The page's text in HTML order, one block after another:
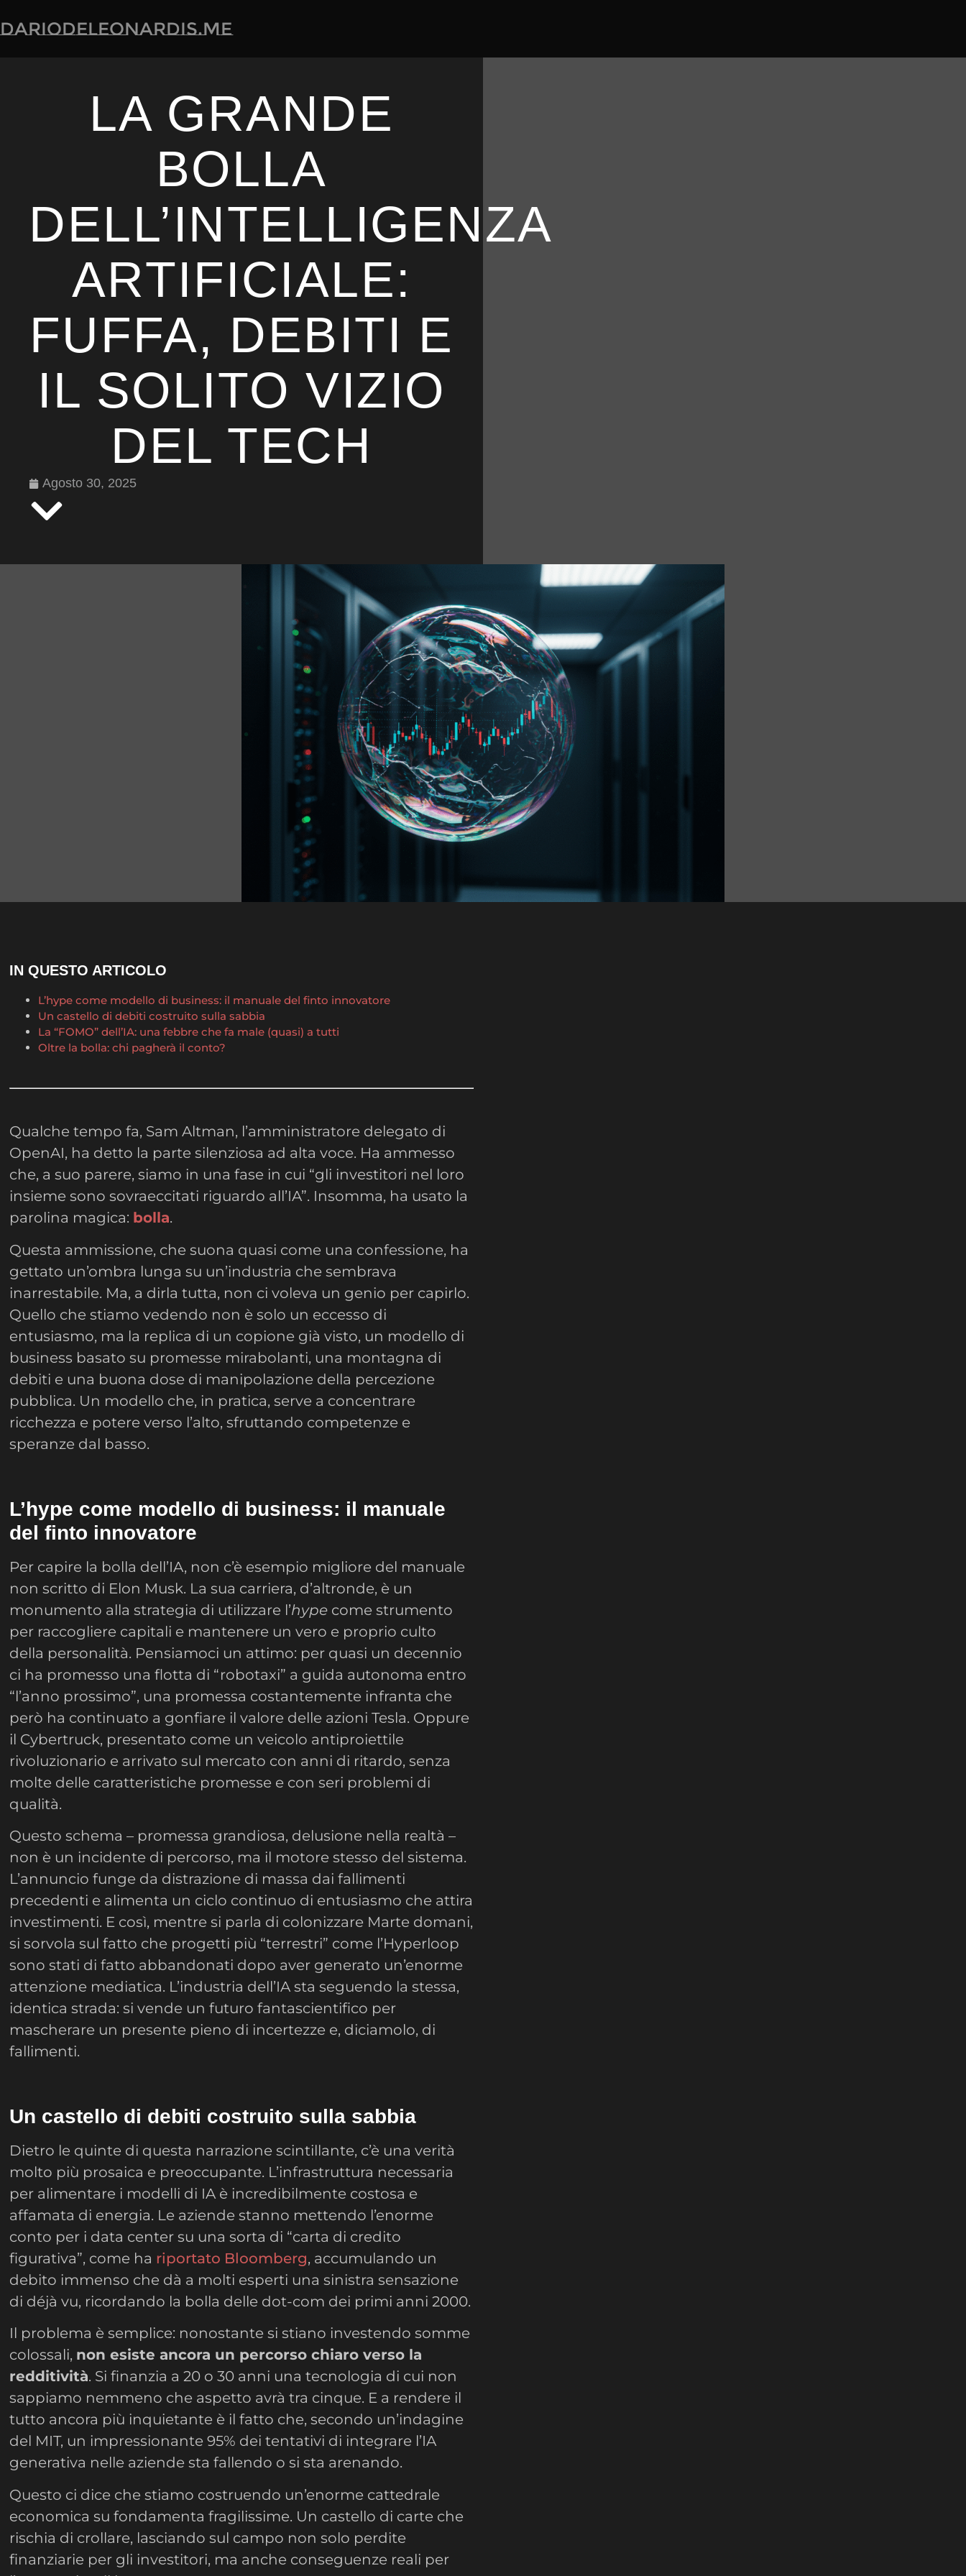
dariodeleonardis.me
LA GRANDE
BOLLA
DELL’INTELLIGENZA
ARTIFICIALE:
FUFFA, DEBITI E
IL SOLITO VIZIO
DEL TECH
Agosto 30, 2025
IN QUESTO ARTICOLO
L’hype come modello di business: il manuale del finto innovatore
Un castello di debiti costruito sulla sabbia
La “FOMO” dell’IA: una febbre che fa male (quasi) a tutti
Oltre la bolla: chi pagherà il conto?
Qualche tempo fa, Sam Altman, l’amministratore delegato di
OpenAI, ha detto la parte silenziosa ad alta voce. Ha ammesso
che, a suo parere, siamo in una fase in cui “gli investitori nel loro
insieme sono sovraeccitati riguardo all’IA”. Insomma, ha usato la
parolina magica: bolla.
Questa ammissione, che suona quasi come una confessione, ha
gettato un’ombra lunga su un’industria che sembrava
inarrestabile. Ma, a dirla tutta, non ci voleva un genio per capirlo.
Quello che stiamo vedendo non è solo un eccesso di
entusiasmo, ma la replica di un copione già visto, un modello di
business basato su promesse mirabolanti, una montagna di
debiti e una buona dose di manipolazione della percezione
pubblica. Un modello che, in pratica, serve a concentrare
ricchezza e potere verso l’alto, sfruttando competenze e
speranze dal basso.
L’hype come modello di business: il manuale
del finto innovatore
Per capire la bolla dell’IA, non c’è esempio migliore del manuale
non scritto di Elon Musk. La sua carriera, d’altronde, è un
monumento alla strategia di utilizzare l’hype come strumento
per raccogliere capitali e mantenere un vero e proprio culto
della personalità. Pensiamoci un attimo: per quasi un decennio
ci ha promesso una flotta di “robotaxi” a guida autonoma entro
“l’anno prossimo”, una promessa costantemente infranta che
però ha continuato a gonfiare il valore delle azioni Tesla. Oppure
il Cybertruck, presentato come un veicolo antiproiettile
rivoluzionario e arrivato sul mercato con anni di ritardo, senza
molte delle caratteristiche promesse e con seri problemi di
qualità.
Questo schema – promessa grandiosa, delusione nella realtà –
non è un incidente di percorso, ma il motore stesso del sistema.
L’annuncio funge da distrazione di massa dai fallimenti
precedenti e alimenta un ciclo continuo di entusiasmo che attira
investimenti. E così, mentre si parla di colonizzare Marte domani,
si sorvola sul fatto che progetti più “terrestri” come l’Hyperloop
sono stati di fatto abbandonati dopo aver generato un’enorme
attenzione mediatica. L’industria dell’IA sta seguendo la stessa,
identica strada: si vende un futuro fantascientifico per
mascherare un presente pieno di incertezze e, diciamolo, di
fallimenti.
Un castello di debiti costruito sulla sabbia
Dietro le quinte di questa narrazione scintillante, c’è una verità
molto più prosaica e preoccupante. L’infrastruttura necessaria
per alimentare i modelli di IA è incredibilmente costosa e
affamata di energia. Le aziende stanno mettendo l’enorme
conto per i data center su una sorta di “carta di credito
figurativa”, come ha riportato Bloomberg, accumulando un
debito immenso che dà a molti esperti una sinistra sensazione
di déjà vu, ricordando la bolla delle dot-com dei primi anni 2000.
Il problema è semplice: nonostante si stiano investendo somme
colossali, non esiste ancora un percorso chiaro verso la
redditività. Si finanzia a 20 o 30 anni una tecnologia di cui non
sappiamo nemmeno che aspetto avrà tra cinque. E a rendere il
tutto ancora più inquietante è il fatto che, secondo un’indagine
del MIT, un impressionante 95% dei tentativi di integrare l’IA
generativa nelle aziende sta fallendo o si sta arenando.
Questo ci dice che stiamo costruendo un’enorme cattedrale
economica su fondamenta fragilissime. Un castello di carte che
rischia di crollare, lasciando sul campo non solo perdite
finanziarie per gli investitori, ma anche conseguenze reali per